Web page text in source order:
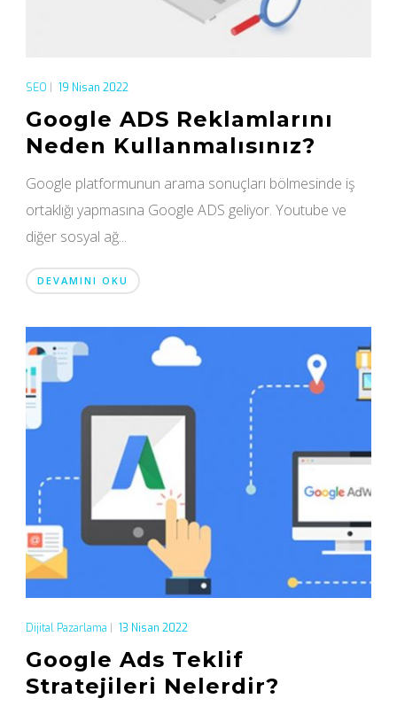
SEO 19 Nisan 2022
Google ADS Reklamlarını
Neden Kullanmalısınız?
Google platformunun arama sonuçları bölmesinde iş
ortaklığı yapmasına Google ADS geliyor. Youtube ve
diğer sosyal ağ...
DEVAMINI OKU
Dijital Pazarlama 13 Nisan 2022
Google Ads Teklif
Stratejileri Nelerdir?